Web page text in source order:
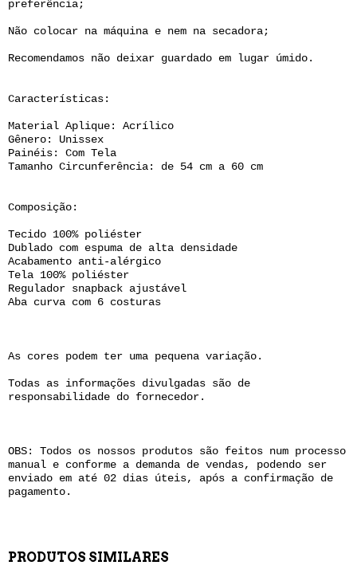
preferência;
Não colocar na máquina e nem na secadora;
Recomendamos não deixar guardado em lugar úmido.
Características:
Material Aplique: Acrílico
Gênero: Unissex
Painéis: Com Tela
Tamanho Circunferência: de 54 cm a 60 cm
Composição:
Tecido 100% poliéster
Dublado com espuma de alta densidade
Acabamento anti-alérgico
Tela 100% poliéster
Regulador snapback ajustável
Aba curva com 6 costuras
As cores podem ter uma pequena variação.
Todas as informações divulgadas são de
responsabilidade do fornecedor.
OBS: Todos os nossos produtos são feitos num processo
manual e conforme a demanda de vendas, podendo ser
enviado em até 02 dias úteis, após a confirmação de
pagamento.
PRODUTOS SIMILARES